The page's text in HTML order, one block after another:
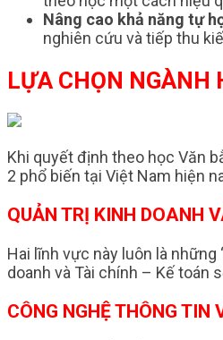
Nâng cao khả năng tự
nghiên cứu và tiếp thu
LỰA CHỌN NGÀNH
Khi quyết định theo học Văn
2 phổ biến tại Việt Nam hiện
QUẢN TRỊ KINH DOANH
Hai lĩnh vực này luôn là
doanh và Tài chính – Kế toán
CÔNG NGHỆ THÔNG TIN